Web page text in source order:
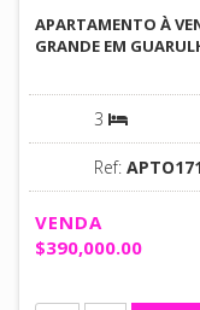
APARTAMENTO À
GRANDE EM
3
Ref:
VENDA
$390,000.00